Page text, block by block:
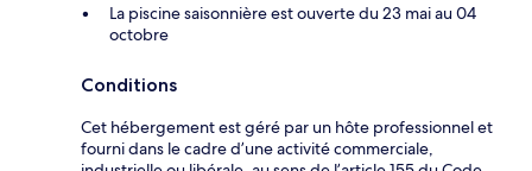
La piscine saisonnière est ouverte du 23 mai au 04
octobre
Conditions
Cet hébergement est géré par un hôte professionnel et
fourni dans le cadre d’une activité commerciale,